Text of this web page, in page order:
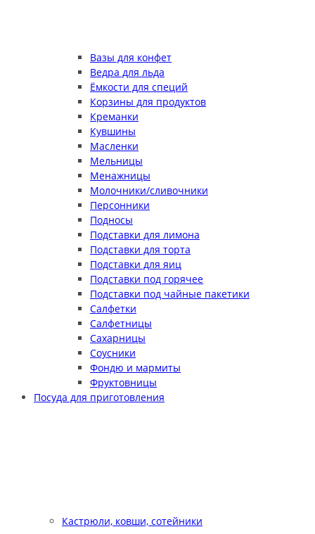
Вазы для конфет
Ведра для льда
Ёмкости для специй
Корзины для продуктов
Креманки
Кувшины
Масленки
Мельницы
Менажницы
Молочники/сливочники
Персонники
Подносы
Подставки для лимона
Подставки для торта
Подставки для яиц
Подставки под горячее
Подставки под чайные пакетики
Салфетки
Салфетницы
Сахарницы
Соусники
Фондю и мармиты
Фруктовницы
Посуда для приготовления
Кастрюли, ковши, сотейники